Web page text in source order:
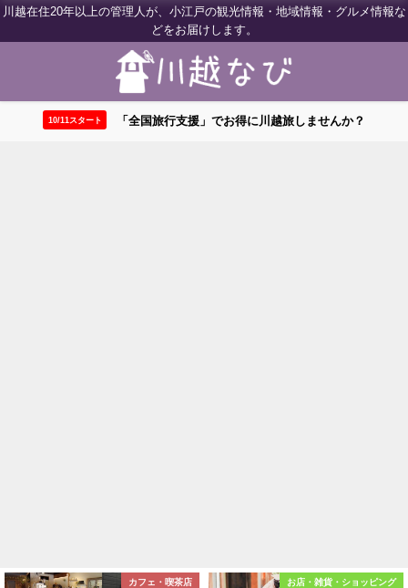
川越在住20年以上の管理人が、小江戸の観光情報・地域情報・グルメ情報な
どをお届けします。
10/11スタート 「全国旅行支援」でお得に川越旅しませんか？
カフェ・喫茶店 お店・雑貨・ショッピング